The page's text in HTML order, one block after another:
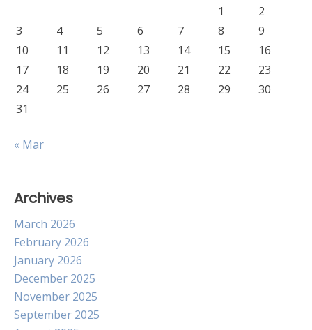
1
2
3
4 5 6 7 8
9
10
11 12 13 14 15
16
17
18 19 20 21 22
23
24
25 26 27 28 29
30
31
« Mar
Archives
March 2026
February 2026
January 2026
December 2025
November 2025
September 2025